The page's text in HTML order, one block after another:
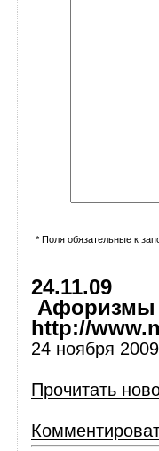
* Поля обязательные к
24.11.09
Афоризмы
http://
24 ноября 2009
Прочитать